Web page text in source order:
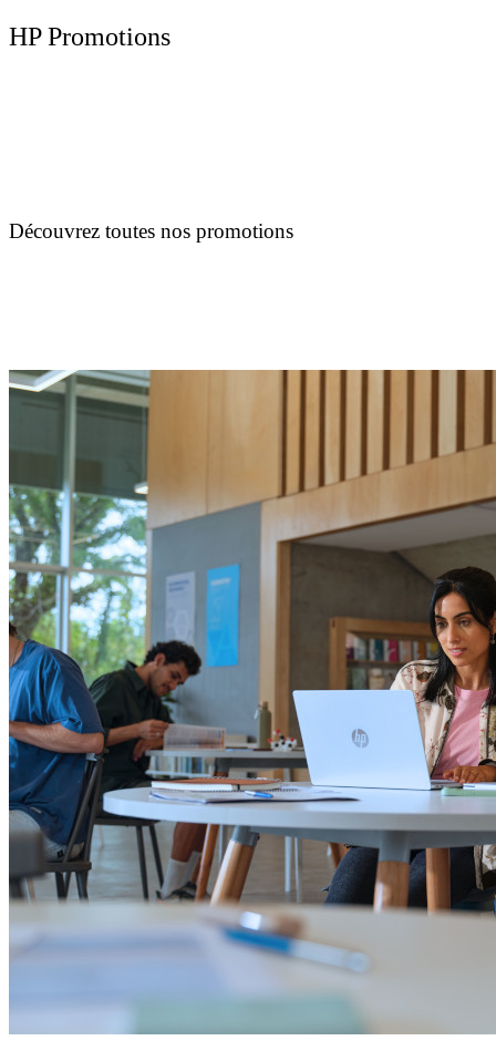
HP Promotions
Découvrez toutes nos promotions